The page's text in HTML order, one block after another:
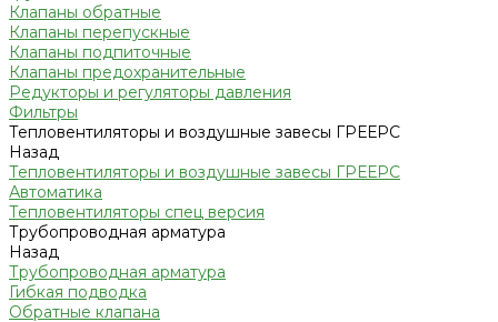
Клапаны обратные
Клапаны перепускные
Клапаны подпиточные
Клапаны предохранительные
Редукторы и регуляторы давления
Фильтры
Тепловентиляторы и воздушные завесы ГРЕЕРС
Назад
Тепловентиляторы и воздушные завесы ГРЕЕРС
Автоматика
Тепловентиляторы спец версия
Трубопроводная арматура
Назад
Трубопроводная арматура
Гибкая подводка
Обратные клапана